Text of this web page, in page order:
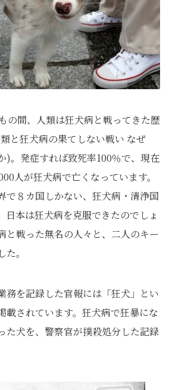
の間、人類は狂犬病と戦ってきた歴
と狂犬病の果てしない戦い なぜ
)。発症すれば致死率100％で、現在
人が狂犬病で亡くなっています。
で８カ国しかない、狂犬病・清浄国
日本は狂犬病を克服できたのでしょ
戦った無名の人々と、 二人のキー
。
務を記録した官報には「狂犬」とい
載されています。狂犬病で狂暴にな
た犬を、警察官が撲殺処分した記録